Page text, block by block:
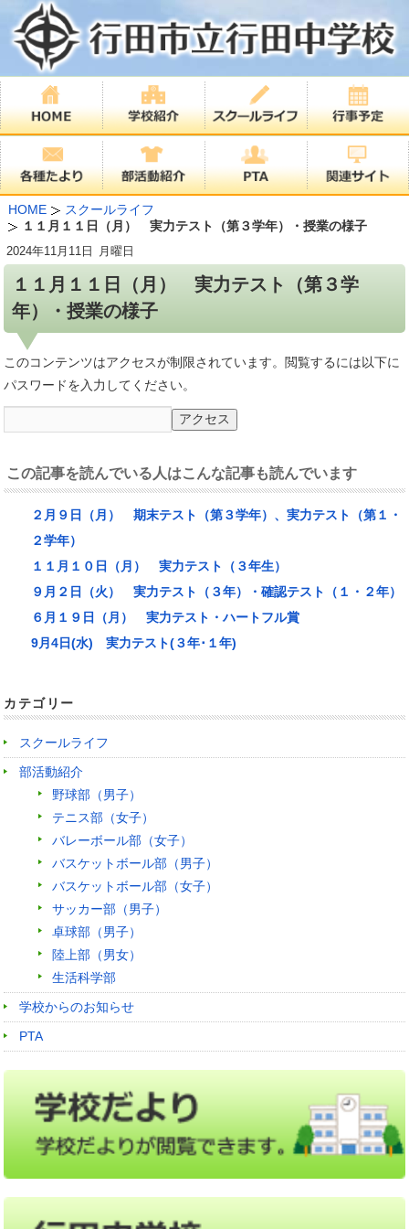
HOME
スクールライフ
１１月１１日（月） 実力テスト（第３学年）・授業の様子
１１月１１日（月） 実力テスト（第３学
年）・授業の様子
2024年11月11日 月曜日
このコンテンツはアクセスが制限されています。閲覧するには以下に
パスワードを入力してください。
この記事を読んでいる人はこんな記事も読んでいます
２月９日（月） 期末テスト（第３学年）、実力テスト（第１・
２学年）
１１月１０日（月） 実力テスト（３年生）
９月２日（火） 実力テスト（３年）・確認テスト（１・２年）
６月１９日（月） 実力テスト・ハートフル賞
9月4日(水) 実力テスト(３年･１年)
カテゴリー
スクールライフ
部活動紹介
野球部（男子）
テニス部（女子）
バレーボール部（女子）
バスケットボール部（男子）
バスケットボール部（女子）
サッカー部（男子）
卓球部（男子）
陸上部（男女）
生活科学部
学校からのお知らせ
PTA